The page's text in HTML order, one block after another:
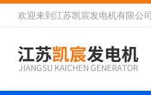
欢迎来到 江苏凯宸发电机有限公司